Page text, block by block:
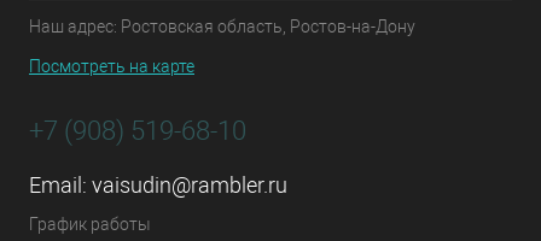
Наш адрес: Ростовская область, Ростов-на-Дону
Посмотреть на карте
+7 (908) 519-68-10
Email: vaisudin@rambler.ru
График работы